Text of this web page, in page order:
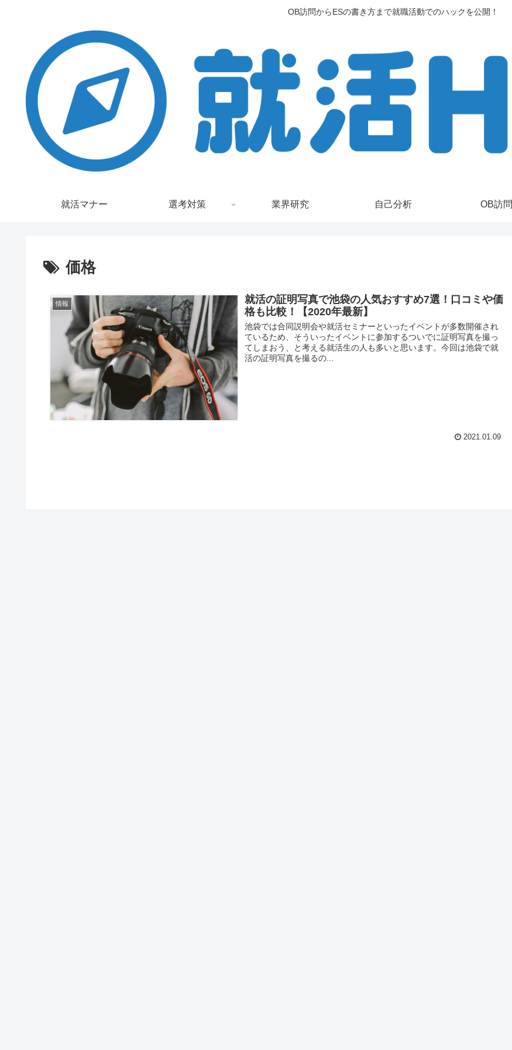
OB訪問からESの書き方まで就職活動でのハックを公開！
就活マナー 選考対策 業界研究 自己分析 OB訪問
価格
情報
就活の証明写真で池袋の人気おすすめ7選！口コミや価
格も比較！【2020年最新】
池袋では合同説明会や就活セミナーといったイベントが多数開催され
ているため、そういったイベントに参加するついでに証明写真を撮っ
てしまおう、と考える就活生の人も多いと思います。今回は池袋で就
活の証明写真を撮るの...
2021.01.09